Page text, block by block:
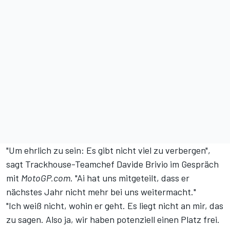
"Um ehrlich zu sein: Es gibt nicht viel zu verbergen",
sagt Trackhouse-Teamchef Davide Brivio im Gespräch
mit MotoGP.com. "Ai hat uns mitgeteilt, dass er
nächstes Jahr nicht mehr bei uns weitermacht."
"Ich weiß nicht, wohin er geht. Es liegt nicht an mir, das
zu sagen. Also ja, wir haben potenziell einen Platz frei.